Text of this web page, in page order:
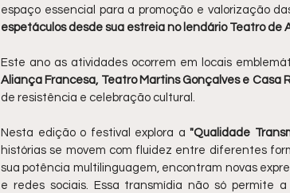
espaço essencial para a promoção e valorização
espetáculos desde sua estreia no lendário Teatro de
Este ano as atividades ocorrem em locais
Aliança Francesa, Teatro Martins Gonçalves e Casa
de resistência e celebração cultural.
Nesta edição o festival explora a "Qualidade
histórias se movem com fluidez entre diferentes
sua potência multilinguagem, encontram novas
e redes sociais. Essa transmídia não só permite